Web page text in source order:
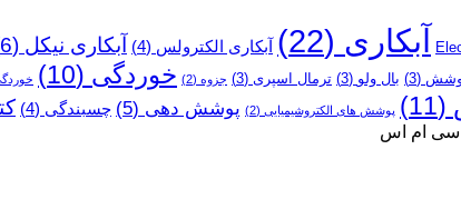
آبکاری (22) آبکاری الکترولس (4) آبکاری نیکل (6)
پوشش (3) بال ولو (3) ترمال اسپری (3) جزوه (2) خوردگی (10)
(11) پوشش­ های الکتروشیمیایی (2) پوشش دهی (5) چسبندگی (4)
سی ام اس